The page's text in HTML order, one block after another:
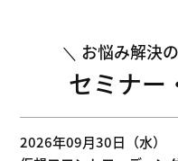
お悩み解決
セミナー
2026年09月30日（水）